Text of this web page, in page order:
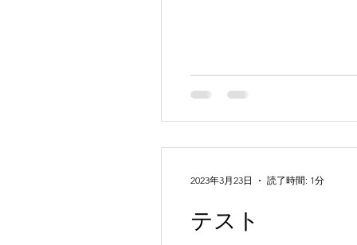
テスト
2023年3月23日 読了時間: 1分